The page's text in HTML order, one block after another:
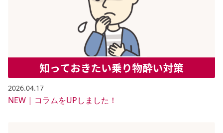
2026.04.17
NEW | コラムをUPしました！